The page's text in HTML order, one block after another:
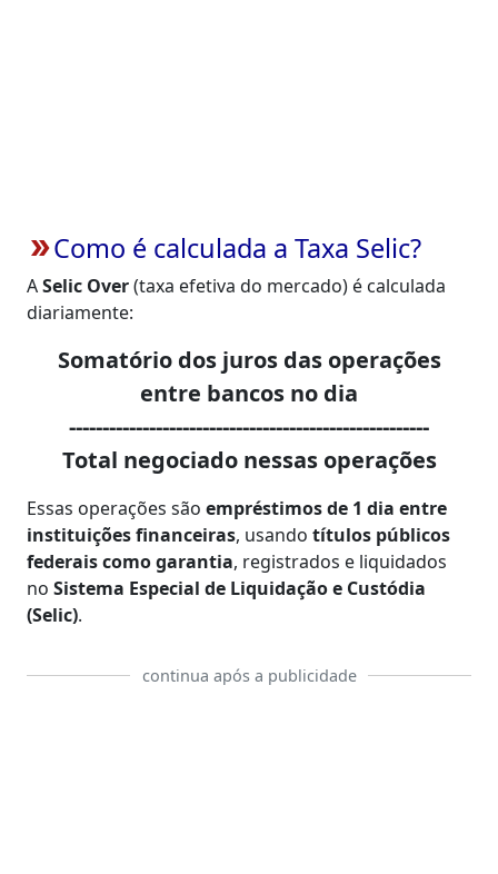
double_arrowComo é calculada a Taxa Selic?
ASelic Over(taxa efetiva do mercado) é calculada
diariamente:
Somatório dos juros das operações
entre bancos no dia
------------------------------------------------------
Total negociado nessas operações
Essas operações são empréstimos de 1 dia entre
instituições financeiras, usando títulos públicos
federais como garantia, registrados e liquidados
no Sistema Especial de Liquidação e Custódia
(Selic).
continua após a publicidade